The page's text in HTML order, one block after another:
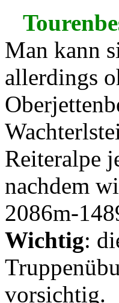
Man kann
allerdings
Reiteralpe
nachdem
2086m-
Wichtig:
vorsichtig.